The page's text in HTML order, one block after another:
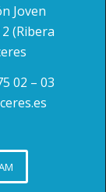
Joven
(Ribera
02 –03